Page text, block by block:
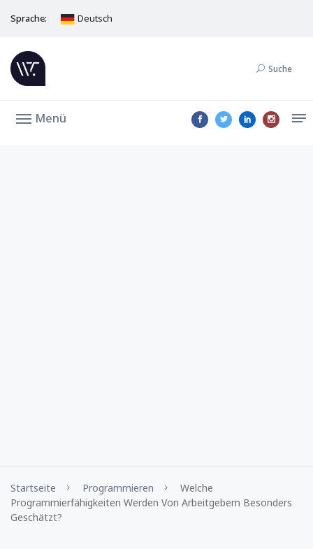
Sprache: Deutsch
Suche
Menü
Startseite Programmieren
Welche
Programmierfähigkeiten Werden Von Arbeitgebern Besonders
Geschätzt?